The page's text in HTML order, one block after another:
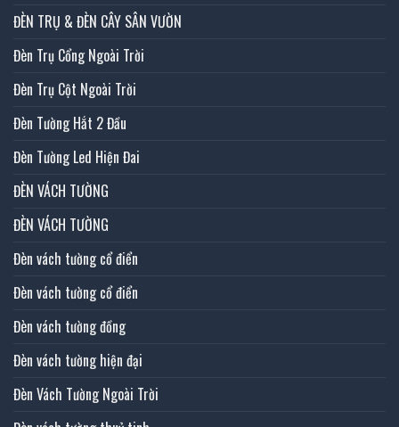
ĐÈN TRỤ & ĐÈN CÂY SÂN VƯỜN
Đèn Trụ Cổng Ngoài Trời
Đèn Trụ Cột Ngoài Trời
Đèn Tường Hắt 2 Đầu
Đèn Tường Led Hiện Đai
ĐÈN VÁCH TƯỜNG
ĐÈN VÁCH TƯỜNG
Đèn vách tường cổ điển
Đèn vách tường cổ điển
Đèn vách tường đồng
Đèn vách tường hiện đại
Đèn Vách Tường Ngoài Trời